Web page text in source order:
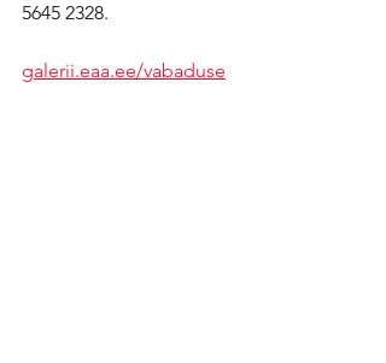
5645 2328.
galerii.eaa.ee/vabaduse